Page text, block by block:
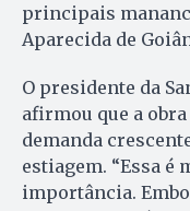
principais
Aparecida de
O presidente da
afirmou que a
demanda
estiagem. “Essa é
importância.